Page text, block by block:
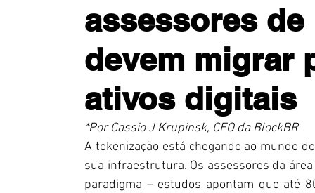
assessores
devem migrar
ativos digitais
*Por Cassio J Krupinsk, CEO da BlockBR
A tokenização está chegando ao mundo
sua infraestrutura. Os assessores da
paradigma – estudos apontam que até